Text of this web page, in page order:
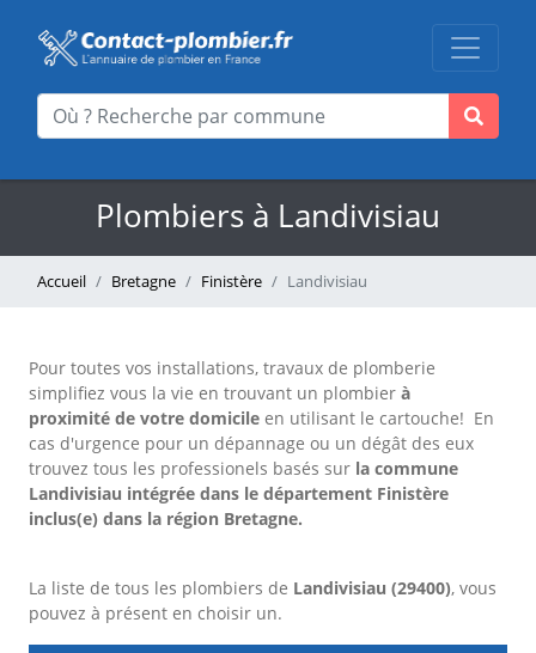
Plombiers à Landivisiau
Accueil Bretagne Finistère Landivisiau
Pour toutes vos installations, travaux de plomberie
simplifiez vous la vie en trouvant un plombier à
proximité de votre domicile en utilisant le cartouche! En
cas d'urgence pour un dépannage ou un dégât des eux
trouvez tous les professionels basés sur la commune
Landivisiau intégrée dans le département Finistère
inclus(e) dans la région Bretagne.
La liste de tous les plombiers de Landivisiau (29400), vous
pouvez à présent en choisir un.